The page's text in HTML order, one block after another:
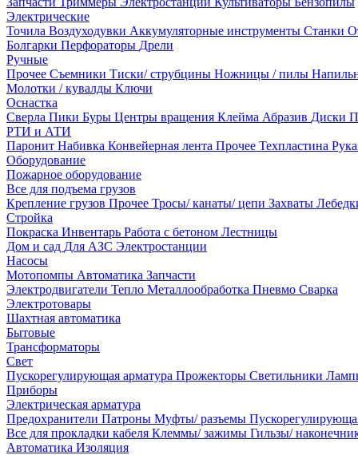
Электрические
Точила Воздуходувки Аккумуляторные инструменты Станки
Болгарки Перфораторы Дрели
Ручные
Прочее Съемники Тиски/ струбцины Ножницы / пилы
Молотки / кувалды Ключи
Оснастка
Сверла Пики Буры Центры вращения Клейма Абразив Диски
РТИ и АТИ
Паронит Набивка Конвейерная лента Прочее Техпластина
Оборудование
Пожарное оборудование
Все для подъема грузов
Крепление грузов Прочее Тросы/ канаты/ цепи Захваты
Стройка
Покраска Инвентарь Работа с бетоном Лестницы
Дом и сад Для АЗС Электростанции
Насосы
Мотопомпы Автоматика Запчасти
Электродвигатели Тепло Металлообработка Пневмо Сварка
Электротовары
Шахтная автоматика
Бытовые
Трансформаторы
Свет
Пускорегулирующая арматура Прожекторы Светильники
Приборы
Электрическая арматура
Предохранители Патроны Муфты/ разъемы
Все для прокладки кабеля Клеммы/ зажимы Гильзы/
Автоматика Изоляция